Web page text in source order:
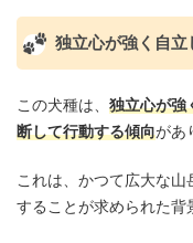
独立心が強く自立
この犬種は、 独立心が強
断して行動する傾向があ
これは、かつて広大な
することが求められた背